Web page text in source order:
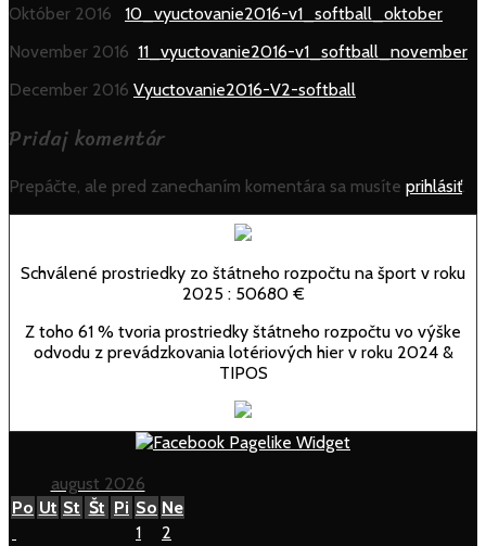
Október 2016 10_vyuctovanie2016-v1_softball_oktober
November 2016 11_vyuctovanie2016-v1_softball_november
December 2016 Vyuctovanie2016-V2-softball
Pridaj komentár
Prepáčte, ale pred zanechaním komentára sa musíte prihlásiť.
Schválené prostriedky zo štátneho rozpočtu na šport v roku
2025 : 50680 €
Z toho 61 % tvoria prostriedky štátneho rozpočtu vo výške
odvodu z prevádzkovania lotériových hier v roku 2024 &
TIPOS
august 2026
Po Ut St Št Pi So Ne
1
2